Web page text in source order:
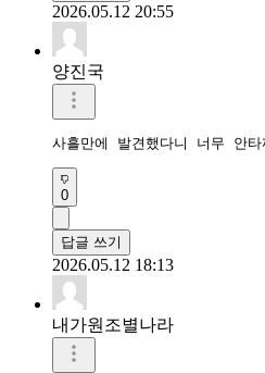
2026.05.12 20:55
양진국
사흘만에 발견했다니 너무 안
0
답글 쓰기
2026.05.12 18:13
내가원조별나라